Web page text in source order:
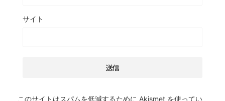
サイト
このサイトはスパムを低減するために Akismet を使ってい